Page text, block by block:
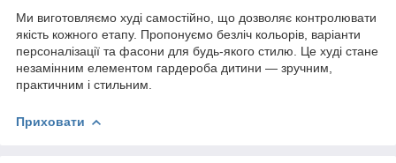
Ми виготовляємо худі самостійно, що дозволяє контролювати
якість кожного етапу. Пропонуємо безліч кольорів, варіанти
персоналізації та фасони для будь-якого стилю. Це худі стане
незамінним елементом гардероба дитини — зручним,
практичним і стильним.
Приховати